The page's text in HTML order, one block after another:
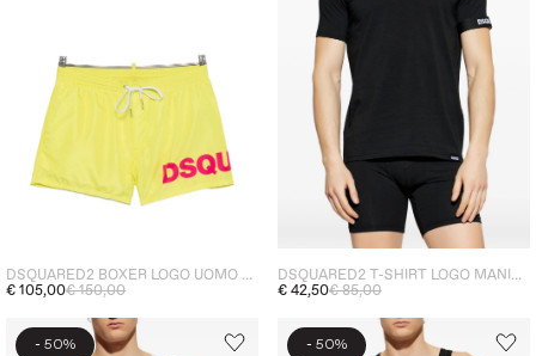
DSQUARED2 BOXER LOGO UOMO GIALLO
€ 105,00€ 150,00
DSQUARED2 T-SHIRT LOGO MANICA UOMO NERO
€ 42,50€ 85,00
- 50% - 50%